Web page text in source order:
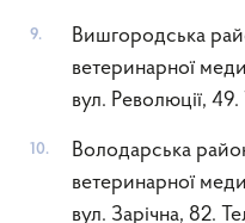
Вишгородська
ветеринарної
вул. Революції,
Володарська
ветеринарної
вул. Зарічна, 82.